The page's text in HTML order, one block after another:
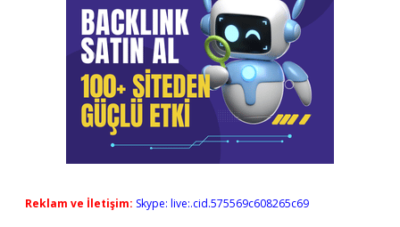
Reklam ve İletişim: Skype: live:.cid.575569c608265c69